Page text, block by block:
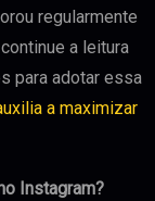
regularmente
a leitura
para adotar essa
a maximizar
Instagram?